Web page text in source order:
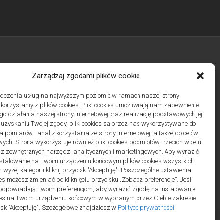
Zarządzaj zgodami plików cookie
usług na najwyższym poziomie w ramach naszej strony
z plików cookies. Pliki cookies umożliwiają nam zapewnienie
działania naszej strony internetowej oraz realizację podstawowych jej
Twojej zgody, pliki cookies są przez nas wykorzystywane do
pomiarów i analiz korzystania ze strony internetowej, a także do celów
Strona wykorzystuje również pliki cookies podmiotów trzecich w celu
zewnętrznych narzędzi analitycznych i marketingowych. Aby wyrazić
na Twoim urządzeniu końcowym plików cookies wszystkich
wyżej kategorii kliknij przycisk "Akceptuję". Poszczególne ustawienia
możesz zmieniać po kliknięciu przycisku „Zobacz preferencje”. Jeśli
Twoim preferencjom, aby wyrazić zgodę na instalowanie
na Twoim urządzeniu końcowym w wybranym przez Ciebie zakresie
"Akceptuję". Szczegółowe znajdziesz w Polityce prywatności.
Polityka plików cookies (EU) |Polityka prywatności